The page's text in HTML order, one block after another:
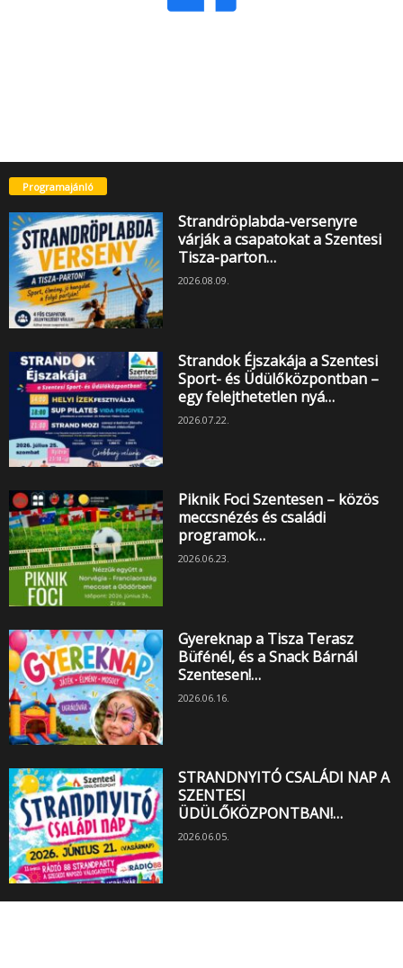
Programajánló
Strandröplabda-versenyre
várják a csapatokat a Szentesi
Tisza-parton…
2026.08.09.
Strandok Éjszakája a Szentesi
Sport- és Üdülőközpontban –
egy felejthetetlen nyá…
2026.07.22.
Piknik Foci Szentesen – közös
meccsnézés és családi
programok…
2026.06.23.
Gyereknap a Tisza Terasz
Büfénél, és a Snack Bárnál
Szentesen!…
2026.06.16.
STRANDNYITÓ CSALÁDI NAP A
SZENTESI
ÜDÜLŐKÖZPONTBAN!…
2026.06.05.